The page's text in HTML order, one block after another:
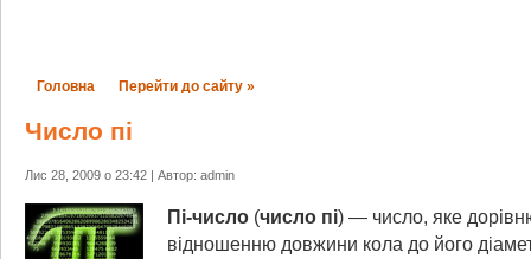
Головна Перейти до сайту »
Число пі
Лис 28, 2009 о 23:42 | Автор: admin
Пі-число (число пі) — число, яке
відношенню довжини кола до його